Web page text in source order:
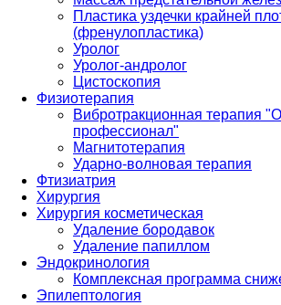
Пластика уздечки крайней
(френулопластика)
Уролог
Уролог-андролог
Цистоскопия
Физиотерапия
Вибротракционная терапия
профессионал"
Магнитотерапия
Ударно-волновая терапия
Фтизиатрия
Хирургия
Хирургия косметическая
Удаление бородавок
Удаление папиллом
Эндокринология
Комплексная программа
Эпилептология